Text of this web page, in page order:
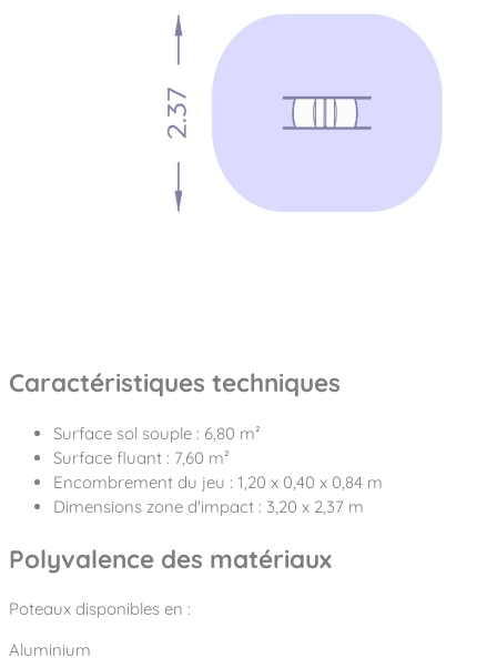
Caractéristiques techniques
Surface sol souple : 6,80 m²
Surface fluant : 7,60 m²
Encombrement du jeu : 1,20 x 0,40 x 0,84 m
Dimensions zone d'impact : 3,20 x 2,37 m
Polyvalence des matériaux
Poteaux disponibles en :
Aluminium